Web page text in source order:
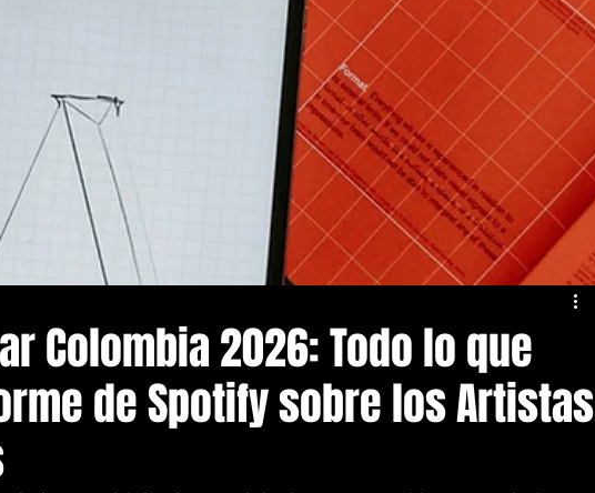
Colombia 2026: Todo lo que
de Spotify sobre los Artistas